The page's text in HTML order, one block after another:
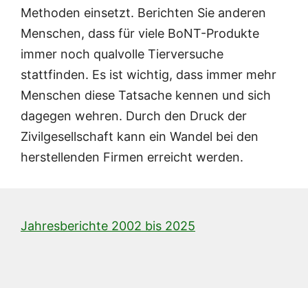
Methoden einsetzt. Berichten Sie anderen
Menschen, dass für viele BoNT-Produkte
immer noch qualvolle Tierversuche
stattfinden. Es ist wichtig, dass immer mehr
Menschen diese Tatsache kennen und sich
dagegen wehren. Durch den Druck der
Zivilgesellschaft kann ein Wandel bei den
herstellenden Firmen erreicht werden.
Jahresberichte 2002 bis 2025